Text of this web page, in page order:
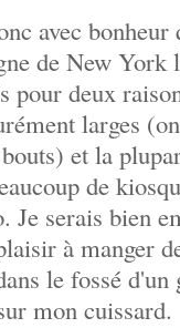
avec
de New York
pour deux
larges
et la
de
Je serais bien
à manger
le fossé
mon cuissard.